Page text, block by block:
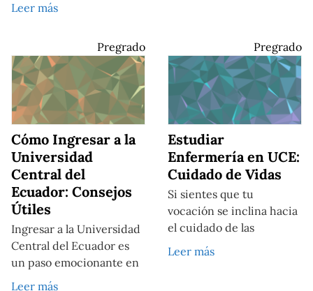
Leer más
Pregrado
Cómo Ingresar a la
Universidad
Central del
Ecuador: Consejos
Útiles
Ingresar a la Universidad
Central del Ecuador es
un paso emocionante en
Leer más
Pregrado
Estudiar
Enfermería en UCE:
Cuidado de Vidas
Si sientes que tu
vocación se inclina hacia
el cuidado de las
Leer más